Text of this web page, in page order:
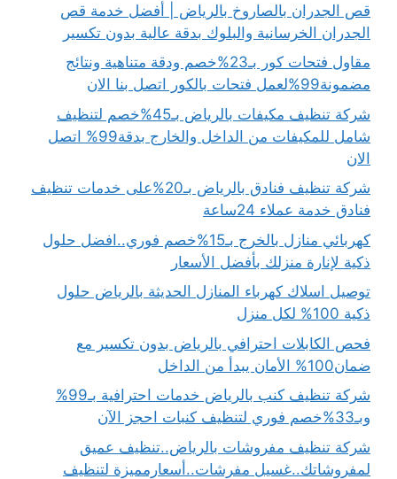
قص الجدران بالصاروخ بالرياض | أفضل خدمة قص
الجدران الخرسانية والبلوك بدقة عالية بدون تكسير
مقاول فتحات كور بـ23%خصم ودقة متناهية ونتائج
مضمونة99%لعمل فتحات بالكور اتصل بنا الان
شركة تنظيف مكيفات بالرياض بـ45%خصم لتنظيف
شامل للمكيفات من الداخل والخارج بدقة99% اتصل
الان
شركة تنظيف فنادق بالرياض بـ20%على خدمات تنظيف
فنادق خدمة عملاء 24ساعة
كهربائي منازل بالخرج بـ15%خصم فوري..افضل حلول
ذكية لإنارة منزلك بأفضل الأسعار
توصيل اسلاك كهرباء المنازل الحديثة بالرياض حلول
ذكية 100% لكل منزل
فحص الكابلات احترافي بالرياض بدون تكسير مع
ضمان100% الأمان يبدأ من الداخل
شركة تنظيف كنب بالرياض خدمات احترافية بـ99%
وبـ33%خصم فوري لتنظيف كنبات احجز الآن
شركة تنظيف مفروشات بالرياض..تنظيف عميق
لمفروشاتك..غسيل مفرشات..أسعارمميزة لتنظيف